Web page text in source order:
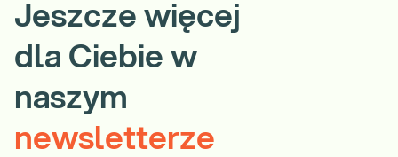
Jeszcze więcej
dla Ciebie w
naszym
newsletterze